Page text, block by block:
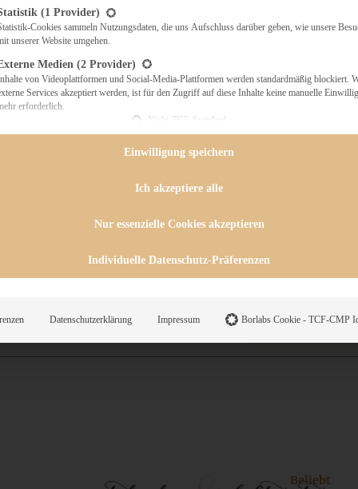
Beliebt
(1 Provider)
Cookies sammeln Nutzungsdaten, die uns Aufschluss darüber geben, wie unsere
unserer Website umgehen.
Medien (2 Provider)
von Videoplattformen und Social-Media-Plattformen werden standardmäßig blockiert.
Services akzeptiert werden, ist für den Zugriff auf diese Inhalte keine manuelle
erforderlich.
Nicht-TCF-Standard
Einwilligung speichern
Ich akzeptiere alle
Nur essenzielle Cookies akzeptieren
Individuelle Datenschutz-Präferenzen
Datenschutzerklärung Impressum Borlabs Cookie - TCF-CMP